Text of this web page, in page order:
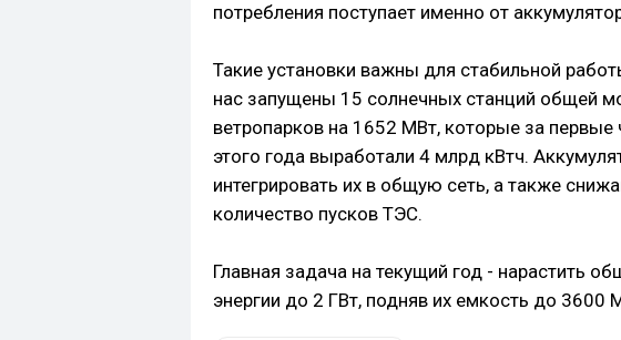
потребления поступает именно от
Такие установки важны для стабильной
нас запущены 15 солнечных станций общей
ветропарков на 1652 МВт, которые за
этого года выработали 4 млрд кВтч.
интегрировать их в общую сеть, а также
количество пусков ТЭС.
Главная задача на текущий год - нарастить
энергии до 2 ГВт, подняв их емкость до 3600